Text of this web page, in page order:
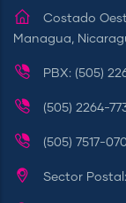
Costado
Managua,
PBX: (505)
(505) 2264-
(505) 7517-
Sector Postal: